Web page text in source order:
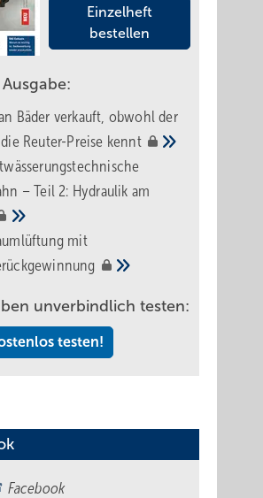
Einzelheft
bestellen
Bäder verkauft, obwohl der
Reuter-Preise kennt
– Teil 2: Hydraulik am
mit
unverbindlich testen:
testen!
Facebook